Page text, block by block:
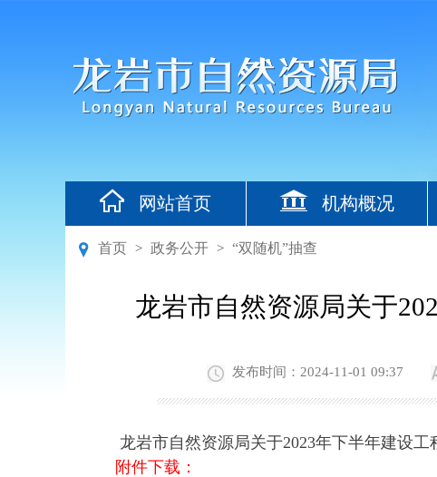
网站首页 机构概况
首页 > 政务公开 > “双随机”抽查
龙岩市自然资源局关于
发布时间：2024-11-01 09:37
龙岩市自然资源局关于2023年下半年建设
附件下载：